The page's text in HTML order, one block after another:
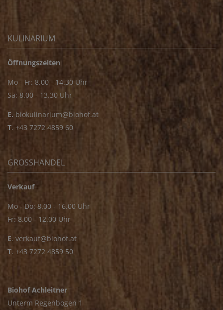
KULINARIUM
Öffnungszeiten
Mo - Fr: 8.00 - 14.30 Uhr
Sa: 8.00 - 13.30 Uhr
E. biokulinarium@biohof.at
T. +43 7272 4859 60
GROSSHANDEL
Verkauf
Mo - Do: 8.00 - 16.00 Uhr
Fr: 8.00 - 12.00 Uhr
E. verkauf@biohof.at
T. +43 7272 4859 50
Biohof Achleitner
Unterm Regenbogen 1